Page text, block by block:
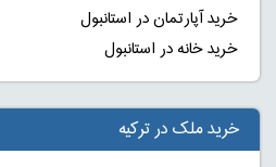
خرید آپارتمان در استانبول
خرید خانه در استانبول
خرید ملک در ترکیه